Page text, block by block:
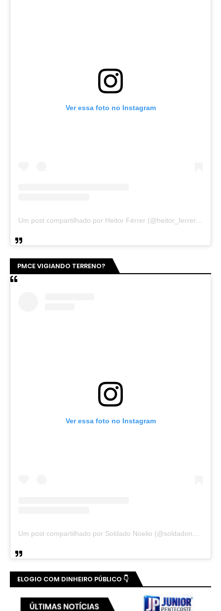
Ver essa foto no Instagram
Um post compartilhado por Heitor Férrer (@heitor_ferrer77)
PMCE VIGIANDO TERRENO?
Ver essa foto no Instagram
Um post compartilhado por Soldado Noelio (@soldadonoelio)
ELOGIO COM DINHEIRO PÚBLICO 👇